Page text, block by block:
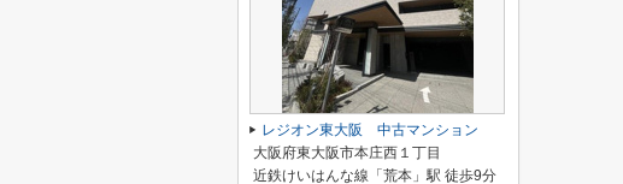
レジオン東大阪 中古マンション
大阪府東大阪市本庄西１丁目
近鉄けいはんな線「荒本」駅 徒歩9分